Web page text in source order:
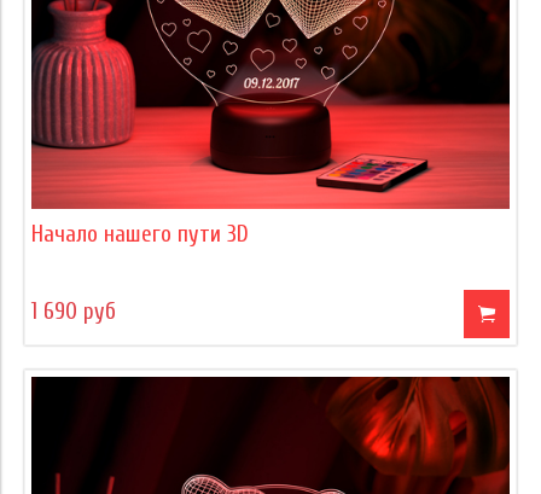
Начало нашего пути 3D
1 690 руб